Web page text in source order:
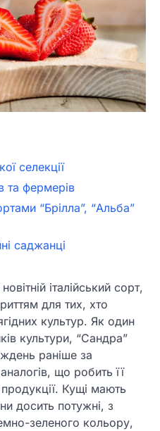
селекції
та фермерів
“Брілла”, “Альба”
саджанці
італійський сорт,
для тих, хто
культур. Як один
культури, “Сандра”
раніше за
що робить її
Кущі мають
досить потужні, з
зеленого кольору,